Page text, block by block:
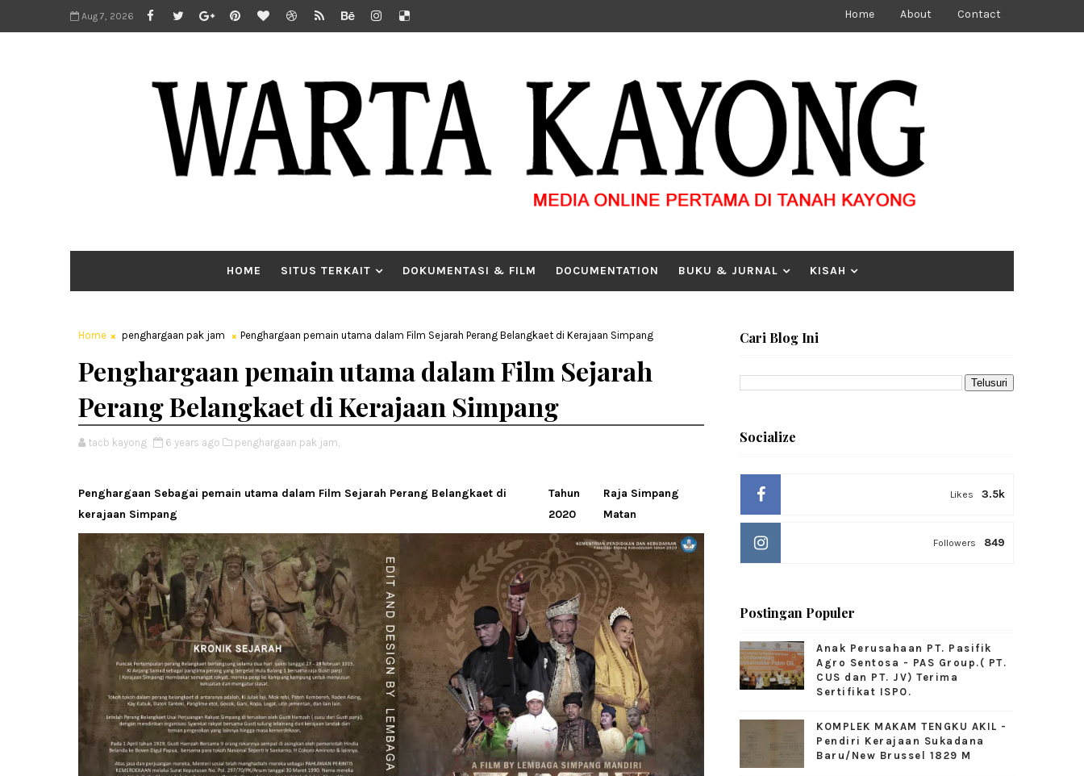
Aug 7, 2026 Home About Contact
HOME SITUS TERKAIT DOKUMENTASI & FILM DOCUMENTATION BUKU & JURNAL KISAH
Home penghargaan pak jam Penghargaan pemain utama dalam Film Sejarah Perang Belangkaet di Kerajaan Simpang
Penghargaan pemain utama dalam Film Sejarah
Perang Belangkaet di Kerajaan Simpang
tacb kayong 6 years ago penghargaan pak jam,
Penghargaan Sebagai pemain utama dalam Film Sejarah Perang Belangkaet di
kerajaan Simpang
Tahun
2020
Raja Simpang
Matan
Cari Blog Ini
Socialize
3.5k
Likes
849
Followers
Postingan Populer
Anak Perusahaan PT. Pasifik
Agro Sentosa - PAS Group.( PT.
CUS dan PT. JV) Terima
Sertifikat ISPO.
KOMPLEK MAKAM TENGKU AKIL -
Pendiri Kerajaan Sukadana
Baru/New Brussel 1829 M